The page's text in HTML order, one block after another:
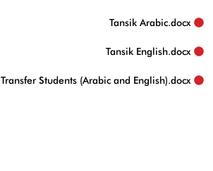
Tansik Arabic.docx‏
Tansik English.docx
Transfer Students (Arabic and English).docx‏